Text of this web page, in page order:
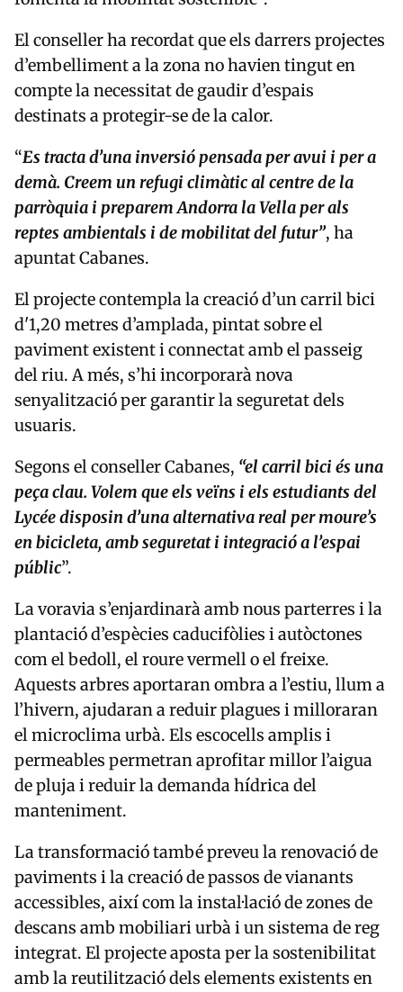
El conseller ha recordat que els darrers projectes
d’embelliment a la zona no havien tingut en
compte la necessitat de gaudir d’espais
destinats a protegir-se de la calor.
“Es tracta d’una inversió pensada per avui i per a
demà. Creem un refugi climàtic al centre de la
parròquia i preparem Andorra la Vella per als
reptes ambientals i de mobilitat del futur”, ha
apuntat Cabanes.
El projecte contempla la creació d’un carril bici
d'1,20 metres d’amplada, pintat sobre el
paviment existent i connectat amb el passeig
del riu. A més, s’hi incorporarà nova
senyalització per garantir la seguretat dels
usuaris.
Segons el conseller Cabanes, “el carril bici és una
peça clau. Volem que els veïns i els estudiants del
Lycée disposin d’una alternativa real per moure’s
en bicicleta, amb seguretat i integració a l’espai
públic”.
La voravia s’enjardinarà amb nous parterres i la
plantació d’espècies caducifòlies i autòctones
com el bedoll, el roure vermell o el freixe.
Aquests arbres aportaran ombra a l’estiu, llum a
l’hivern, ajudaran a reduir plagues i milloraran
el microclima urbà. Els escocells amplis i
permeables permetran aprofitar millor l’aigua
de pluja i reduir la demanda hídrica del
manteniment.
La transformació també preveu la renovació de
paviments i la creació de passos de vianants
accessibles, així com la instal·lació de zones de
descans amb mobiliari urbà i un sistema de reg
integrat. El projecte aposta per la sostenibilitat
amb la reutilització dels elements existents en